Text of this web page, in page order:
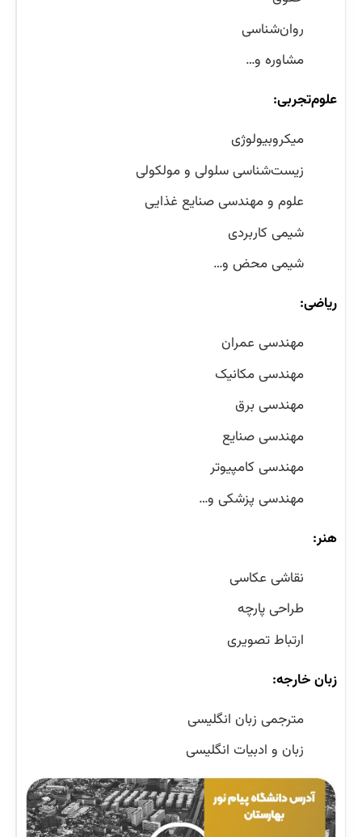
روان‌شناسی
مشاوره و…
علوم‌تجربی:
میکروبیولوژی
زیست‌شناسی سلولی و مولکولی
علوم و مهندسی صنایع غذایی
شیمی کاربردی
شیمی محض و…
ریاضی:
مهندسی عمران
مهندسی مکانیک
مهندسی برق
مهندسی صنایع
مهندسی کامپیوتر
مهندسی پزشکی و…
هنر:
نقاشی عکاسی
طراحی پارچه
ارتباط تصویری
زبان خارجه:
مترجمی زبان انگلیسی
زبان و ادبیات انگلیسی